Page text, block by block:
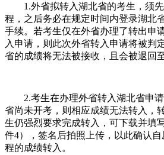
1.外省拟转入湖北省的考生，须先
程，之后务必在规定时间内登录湖北
手续。若考生仅在外省办理了转出申
入申请，则此次外省转入申请将被判
省的成绩将无法被接收，且会被退回
2.考生在办理外省转入湖北省申请
省尚未开考，则相应成绩无法转入，
生仍强烈要求完成转入，可下载并填
件4），签名后拍照上传，以此确认
程的成绩转入。